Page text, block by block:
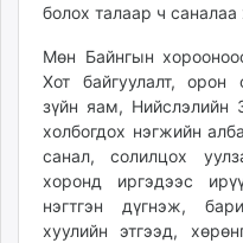
болох талаар ч
Мөн Байнгын
Хот байгуулалт, орон
зүйн яам, Нийслэлийн
холбогдох нэгжийн
санал, солилцох
хоронд иргэдээс
нэгтгэн дүгнэж,
хуулийн этгээд,